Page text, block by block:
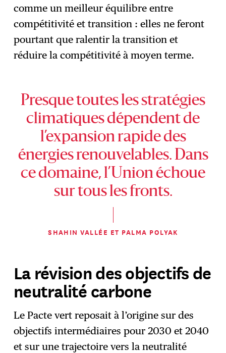
comme un meilleur équilibre entre
compétitivité et transition : elles ne feront
pourtant que ralentir la transition et
réduire la compétitivité à moyen terme.
Presque toutes les stratégies
climatiques dépendent de
l’expansion rapide des
énergies renouvelables. Dans
ce domaine, l’Union échoue
sur tous les fronts.
SHAHIN VALLÉE ET PALMA POLYAK
La révision des objectifs de
neutralité carbone
Le Pacte vert reposait à l’origine sur des
objectifs intermédiaires pour 2030 et 2040
et sur une trajectoire vers la neutralité